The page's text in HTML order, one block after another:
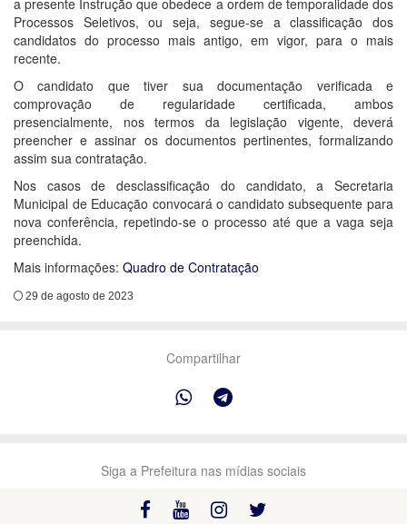
a presente Instrução que obedece a ordem de temporalidade dos
Processos Seletivos, ou seja, segue-se a classificação dos
candidatos do processo mais antigo, em vigor, para o mais
recente.
O candidato que tiver sua documentação verificada e
comprovação de regularidade certificada, ambos
presencialmente, nos termos da legislação vigente, deverá
preencher e assinar os documentos pertinentes, formalizando
assim sua contratação.
Nos casos de desclassificação do candidato, a Secretaria
Municipal de Educação convocará o candidato subsequente para
nova conferência, repetindo-se o processo até que a vaga seja
preenchida.
Mais informações: Quadro de Contratação
29 de agosto de 2023
Compartilhar
Siga a Prefeitura nas mídias sociais